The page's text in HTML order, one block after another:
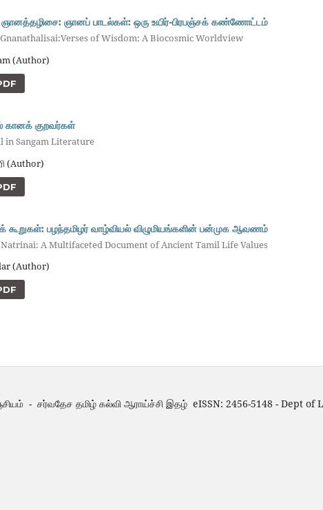
ஞானப் பாடல்கள்: ஒரு உயிர்-பிரபஞ்சக் கண்ணோட்டம்
of Wisdom: A Biocosmic Worldview
(Author)
கானக் குறவர்கள்
in Sangam Literature
(Author)
கூறுகள்: பழந்தமிழர் வாழ்வியல் விழுமியங்களின் பன்முக ஆவணம்
A Multifaceted Document of Ancient Tamil Life Values
(Author)
- சர்வதேச தமிழ் கல்வி ஆராய்ச்சி இதழ் eISSN: 2456-5148 - Dept